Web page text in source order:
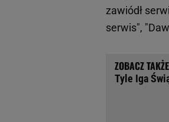
zawiódł
serwis",
Tyle Iga